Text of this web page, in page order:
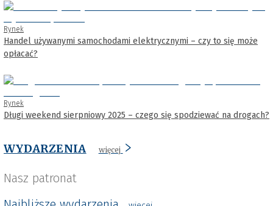
Rynek
Handel używanymi samochodami elektrycznymi – czy to się może
opłacać?
Rynek
Długi weekend sierpniowy 2025 – czego się spodziewać na drogach?
WYDARZENIA więcej
Nasz patronat